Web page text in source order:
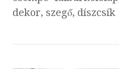
dekor, szegő,